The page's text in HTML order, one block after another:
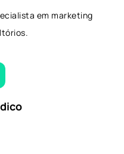
em marketing